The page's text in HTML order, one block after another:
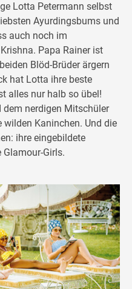
Lotta Petermann selbst
Ayurdingsbums und
auch noch im
Papa Rainer ist
Blöd-Brüder ärgern
hat Lotta ihre beste
alles nur halb so übel!
nerdigen Mitschüler
wilden Kaninchen. Und die
ihre eingebildete
Girls.